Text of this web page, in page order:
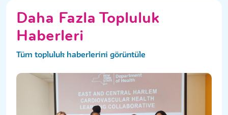
Daha Fazla Topluluk
Haberleri
Tüm topluluk haberlerini görüntüle